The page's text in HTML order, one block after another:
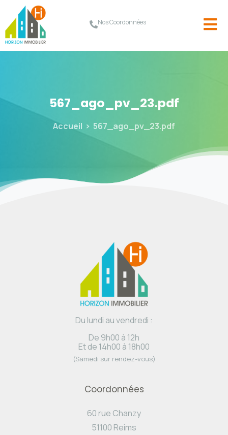
Nos Coordonnées
567_ago_pv_23.pdf
Accueil 567_ago_pv_23.pdf
Du lundi au vendredi :
De 9h00 à 12h
Et de 14h00 à 18h00
(Samedi sur rendez-vous)
Coordonnées
60 rue Chanzy
51100 Reims